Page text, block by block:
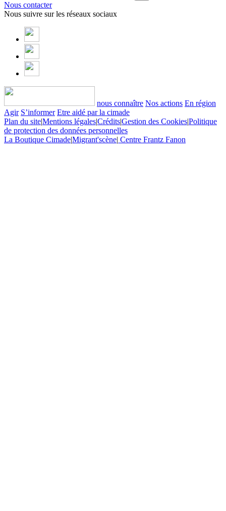
Nous contacter
Nous suivre sur les réseaux sociaux
nous connaître Nos actions En région
Agir S’informer Etre aidé par la cimade
Plan du site|Mentions légales|Crédits|Gestion des Cookies|Politique
de protection des données personnelles
La Boutique Cimade|Migrant'scène| Centre Frantz Fanon